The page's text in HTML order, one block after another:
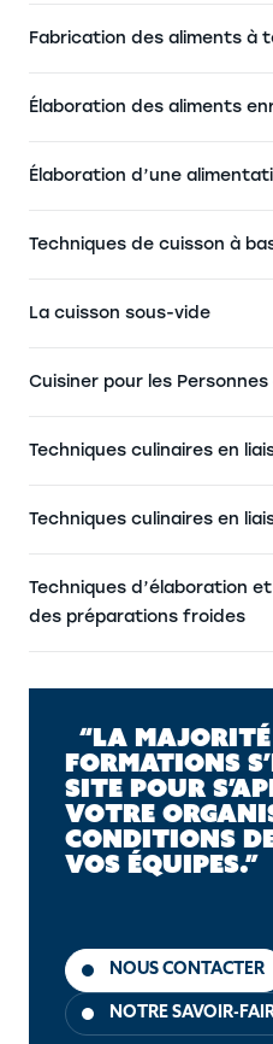
Fabrication des aliments à
Élaboration des aliments
Élaboration d’une
Techniques de cuisson à
La cuisson sous-vide
Cuisiner pour les
Techniques culinaires en
Techniques culinaires en
Techniques d’élaboration
des préparations froides
“LA
FORMATIONS
SITE POUR
VOTRE
CONDITIONS
VOS ÉQUIPES.”
NOUS CONTACTER
NOTRE SAVOIR-